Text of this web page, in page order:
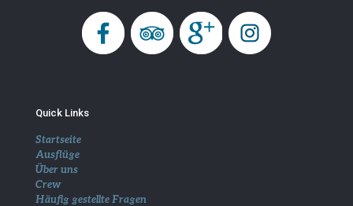
Quick Links
Startseite
Ausflüge
Über uns
Crew
Häufig gestellte Fragen